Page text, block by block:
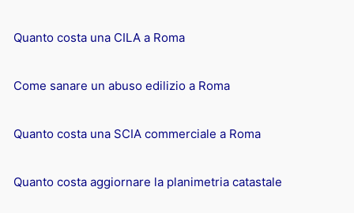
Quanto costa una CILA a Roma
Come sanare un abuso edilizio a Roma
Quanto costa una SCIA commerciale a Roma
Quanto costa aggiornare la planimetria catastale